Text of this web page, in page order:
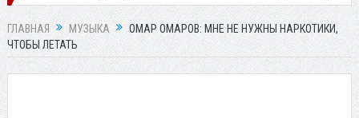
ГЛАВНАЯ МУЗЫКА
ОМАР ОМАРОВ: МНЕ НЕ НУЖНЫ НАРКОТИКИ,
ЧТОБЫ ЛЕТАТЬ